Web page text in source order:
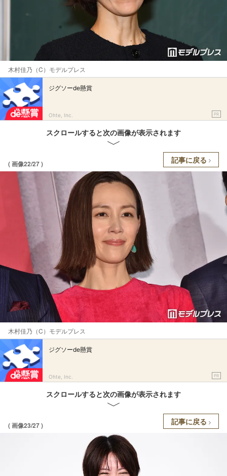
木村佳乃（C）モデルプレス
ジグソーde懸賞
Ohte, Inc. PR
スクロールすると次の画像が表示されます
( 画像22/27 ) 記事に戻る
木村佳乃（C）モデルプレス
ジグソーde懸賞
Ohte, Inc. PR
スクロールすると次の画像が表示されます
( 画像23/27 ) 記事に戻る